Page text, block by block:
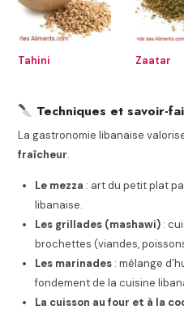
Tahini Zaatar
Techniques et savoir-
La gastronomie libanaise
fraîcheur.
Le mezza : art du petit plat
libanaise.
Les grillades (mashawi) :
brochettes (viandes,
Les marinades : mélange
fondement de la cuisine
La cuisson au four et à la